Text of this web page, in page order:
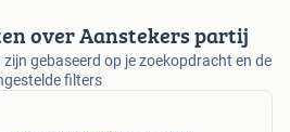
over Aanstekers partij
gebaseerd op je zoekopdracht en de
filters